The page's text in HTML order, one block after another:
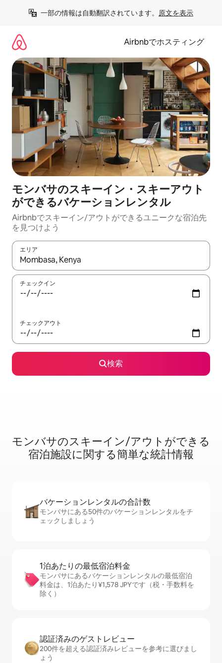
一部の情報は自動翻訳されています。 原文を表示
Airbnbでホスティング
モンバサのスキーイン・スキーアウト
ができるバケーションレンタル
Airbnbでスキーイン/アウトができるユニークな宿泊先
を見つけよう
エリア
検索結果が表示されたら、上下の矢印キーを使って移動するか
チェックイン
チェックアウト
検索
モンバサのス⁠キ⁠ー⁠イ⁠ン/ア⁠ウ⁠ト⁠がで⁠き⁠る
宿⁠泊⁠施⁠設⁠に関⁠す⁠る簡⁠単⁠な統⁠計⁠情⁠報
バケーションレ⁠ン⁠タ⁠ル⁠の合⁠計⁠数
モンバサにある50件のバケーションレンタルをチ
ェックしましょう
1泊あたりの最⁠低⁠宿⁠泊⁠料⁠金
モンバサにあるバケーションレンタルの最低宿泊
料金は、1泊あたり¥1,578 JPYです（税・手数料を
除く）
認証済みのゲ⁠ス⁠ト⁠レ⁠ビ⁠ュ⁠ー
200件を超える認証済みレビューを参考に選びまし
ょう